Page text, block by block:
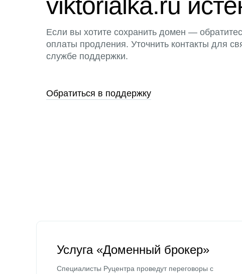
Если вы хотите сохранить домен —
оплаты продления. Уточнить контакты для
службе поддержки.
Обратиться в поддержку
Услуга «Доменный брокер»
Специалисты Руцентра проведут переговоры с